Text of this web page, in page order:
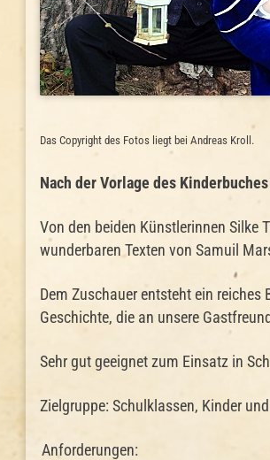
Das Copyright des Fotos liegt bei Andreas Kroll.
Nach der Vorlage des
Von den beiden Künstlerinnen Silke
wunderbaren Texten von Samuil
Dem Zuschauer entsteht ein
Geschichte, die an unsere
Sehr gut geeignet zum Einsatz in
Zielgruppe: Schulklassen, Kinder
Anforderungen: